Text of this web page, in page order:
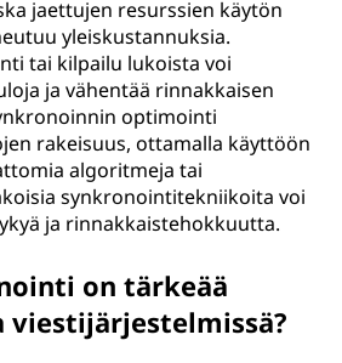
jaettujen resurssien käytön
yleiskustannuksia.
tai kilpailu lukoista voi
ja vähentää rinnakkaisen
optimointi
rakeisuus, ottamalla käyttöön
algoritmeja tai
synkronointitekniikoita voi
ja rinnakkaistehokkuutta.
on tärkeää
viestijärjestelmissä?